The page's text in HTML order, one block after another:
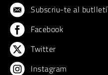
Subscriu-te al butlletí
Facebook
Twitter
Instagram